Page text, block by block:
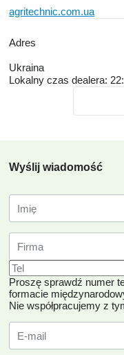
agritechnic.com.ua
Adres
Ukraina
Lokalny czas dealera:
Wyślij wiadomość
Proszę sprawdź numer
formacie
Nie współpracujemy z